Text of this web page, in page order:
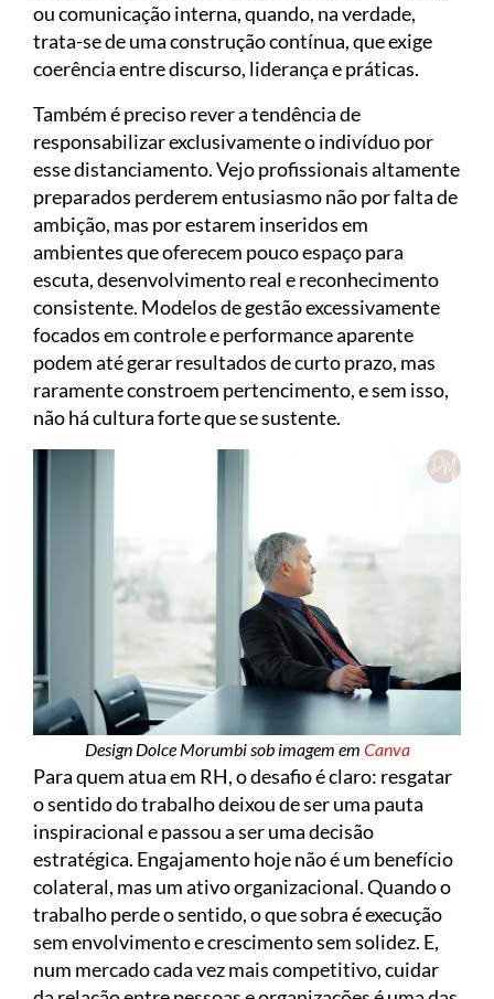
ou comunicação interna, quando, na verdade,
trata-se de uma construção contínua, que exige
coerência entre discurso, liderança e práticas.
Também é preciso rever a tendência de
responsabilizar exclusivamente o indivíduo por
esse distanciamento. Vejo profissionais altamente
preparados perderem entusiasmo não por falta de
ambição, mas por estarem inseridos em
ambientes que oferecem pouco espaço para
escuta, desenvolvimento real e reconhecimento
consistente. Modelos de gestão excessivamente
focados em controle e performance aparente
podem até gerar resultados de curto prazo, mas
raramente constroem pertencimento, e sem isso,
não há cultura forte que se sustente.
Design Dolce Morumbi sob imagem em Canva
Para quem atua em RH, o desafio é claro: resgatar
o sentido do trabalho deixou de ser uma pauta
inspiracional e passou a ser uma decisão
estratégica. Engajamento hoje não é um benefício
colateral, mas um ativo organizacional. Quando o
trabalho perde o sentido, o que sobra é execução
sem envolvimento e crescimento sem solidez. E,
num mercado cada vez mais competitivo, cuidar